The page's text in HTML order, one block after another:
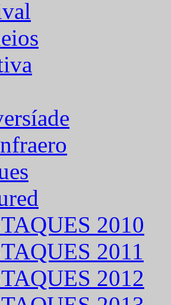
2010
2011
2012